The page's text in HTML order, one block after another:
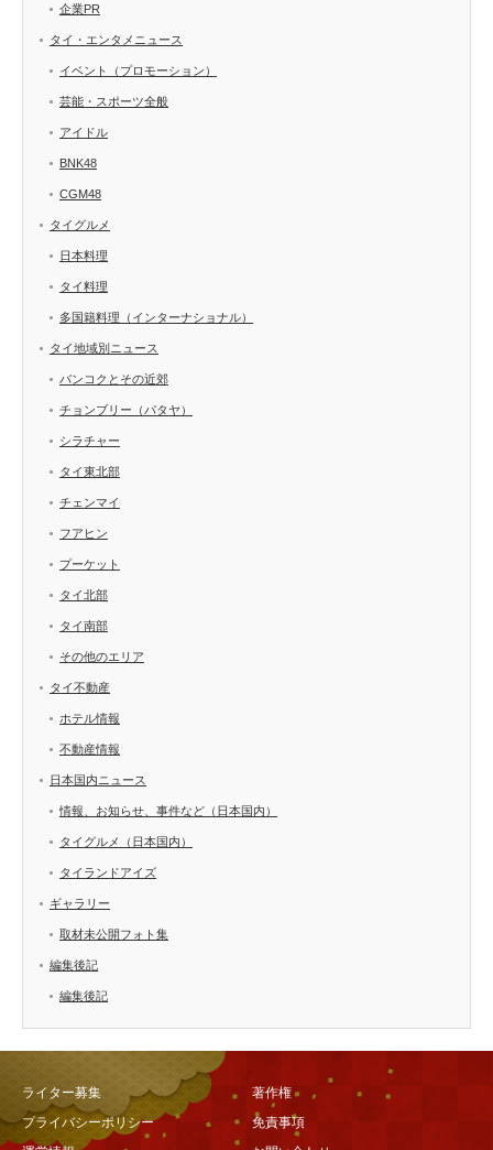
企業PR
タイ・エンタメニュース
イベント（プロモーション）
芸能・スポーツ全般
アイドル
BNK48
CGM48
タイグルメ
日本料理
タイ料理
多国籍料理（インターナショナル）
タイ地域別ニュース
バンコクとその近郊
チョンブリー（パタヤ）
シラチャー
タイ東北部
チェンマイ
フアヒン
プーケット
タイ北部
タイ南部
その他のエリア
タイ不動産
ホテル情報
不動産情報
日本国内ニュース
情報、お知らせ、事件など（日本国内）
タイグルメ（日本国内）
タイランドアイズ
ギャラリー
取材未公開フォト集
編集後記
編集後記
ライター募集
著作権
プライバシーポリシー
免責事項